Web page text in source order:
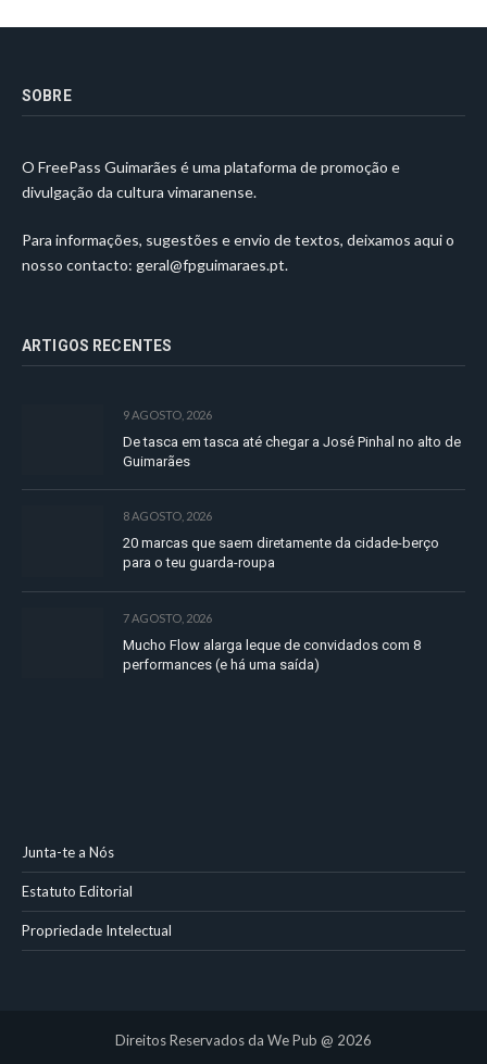
SOBRE
O FreePass Guimarães é uma plataforma de promoção e
divulgação da cultura vimaranense.
Para informações, sugestões e envio de textos, deixamos aqui o
nosso contacto: geral@fpguimaraes.pt.
ARTIGOS RECENTES
9 AGOSTO, 2026
De tasca em tasca até chegar a José Pinhal no alto de
Guimarães
8 AGOSTO, 2026
20 marcas que saem diretamente da cidade-berço
para o teu guarda-roupa
7 AGOSTO, 2026
Mucho Flow alarga leque de convidados com 8
performances (e há uma saída)
Junta-te a Nós
Estatuto Editorial
Propriedade Intelectual
Direitos Reservados da We Pub @ 2026